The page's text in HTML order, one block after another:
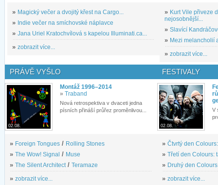
» Magický večer a dvojitý křest na Cargo...
» Indie večer na smíchovské náplavce
» Jana Uriel Kratochvílová s kapelou Illuminati.ca...
» zobrazit více...
» Kurt Vile přiveze
nejosobnější...
» Slavící
» Mezi melancholií
» zobrazit více...
PRÁVĚ VYŠLO
02.08.
Montáž 1996–2014
» Traband
Nová retrospektiva v dvaceti jedna
písních přináší průřez proměnlivou...
» Foreign Tongues / Rolling Stones
» The Wow! Signal / Muse
» The Silent Architect/ Teramaze
» zobrazit více...
FESTIVALY
02.08.
V
» Čtvrtý den
» Třetí den Colours:
» Druhý den
» zobrazit více...